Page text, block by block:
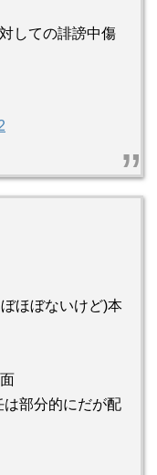
しての誹謗中傷
ほぼないけど)本
部分的にだが配